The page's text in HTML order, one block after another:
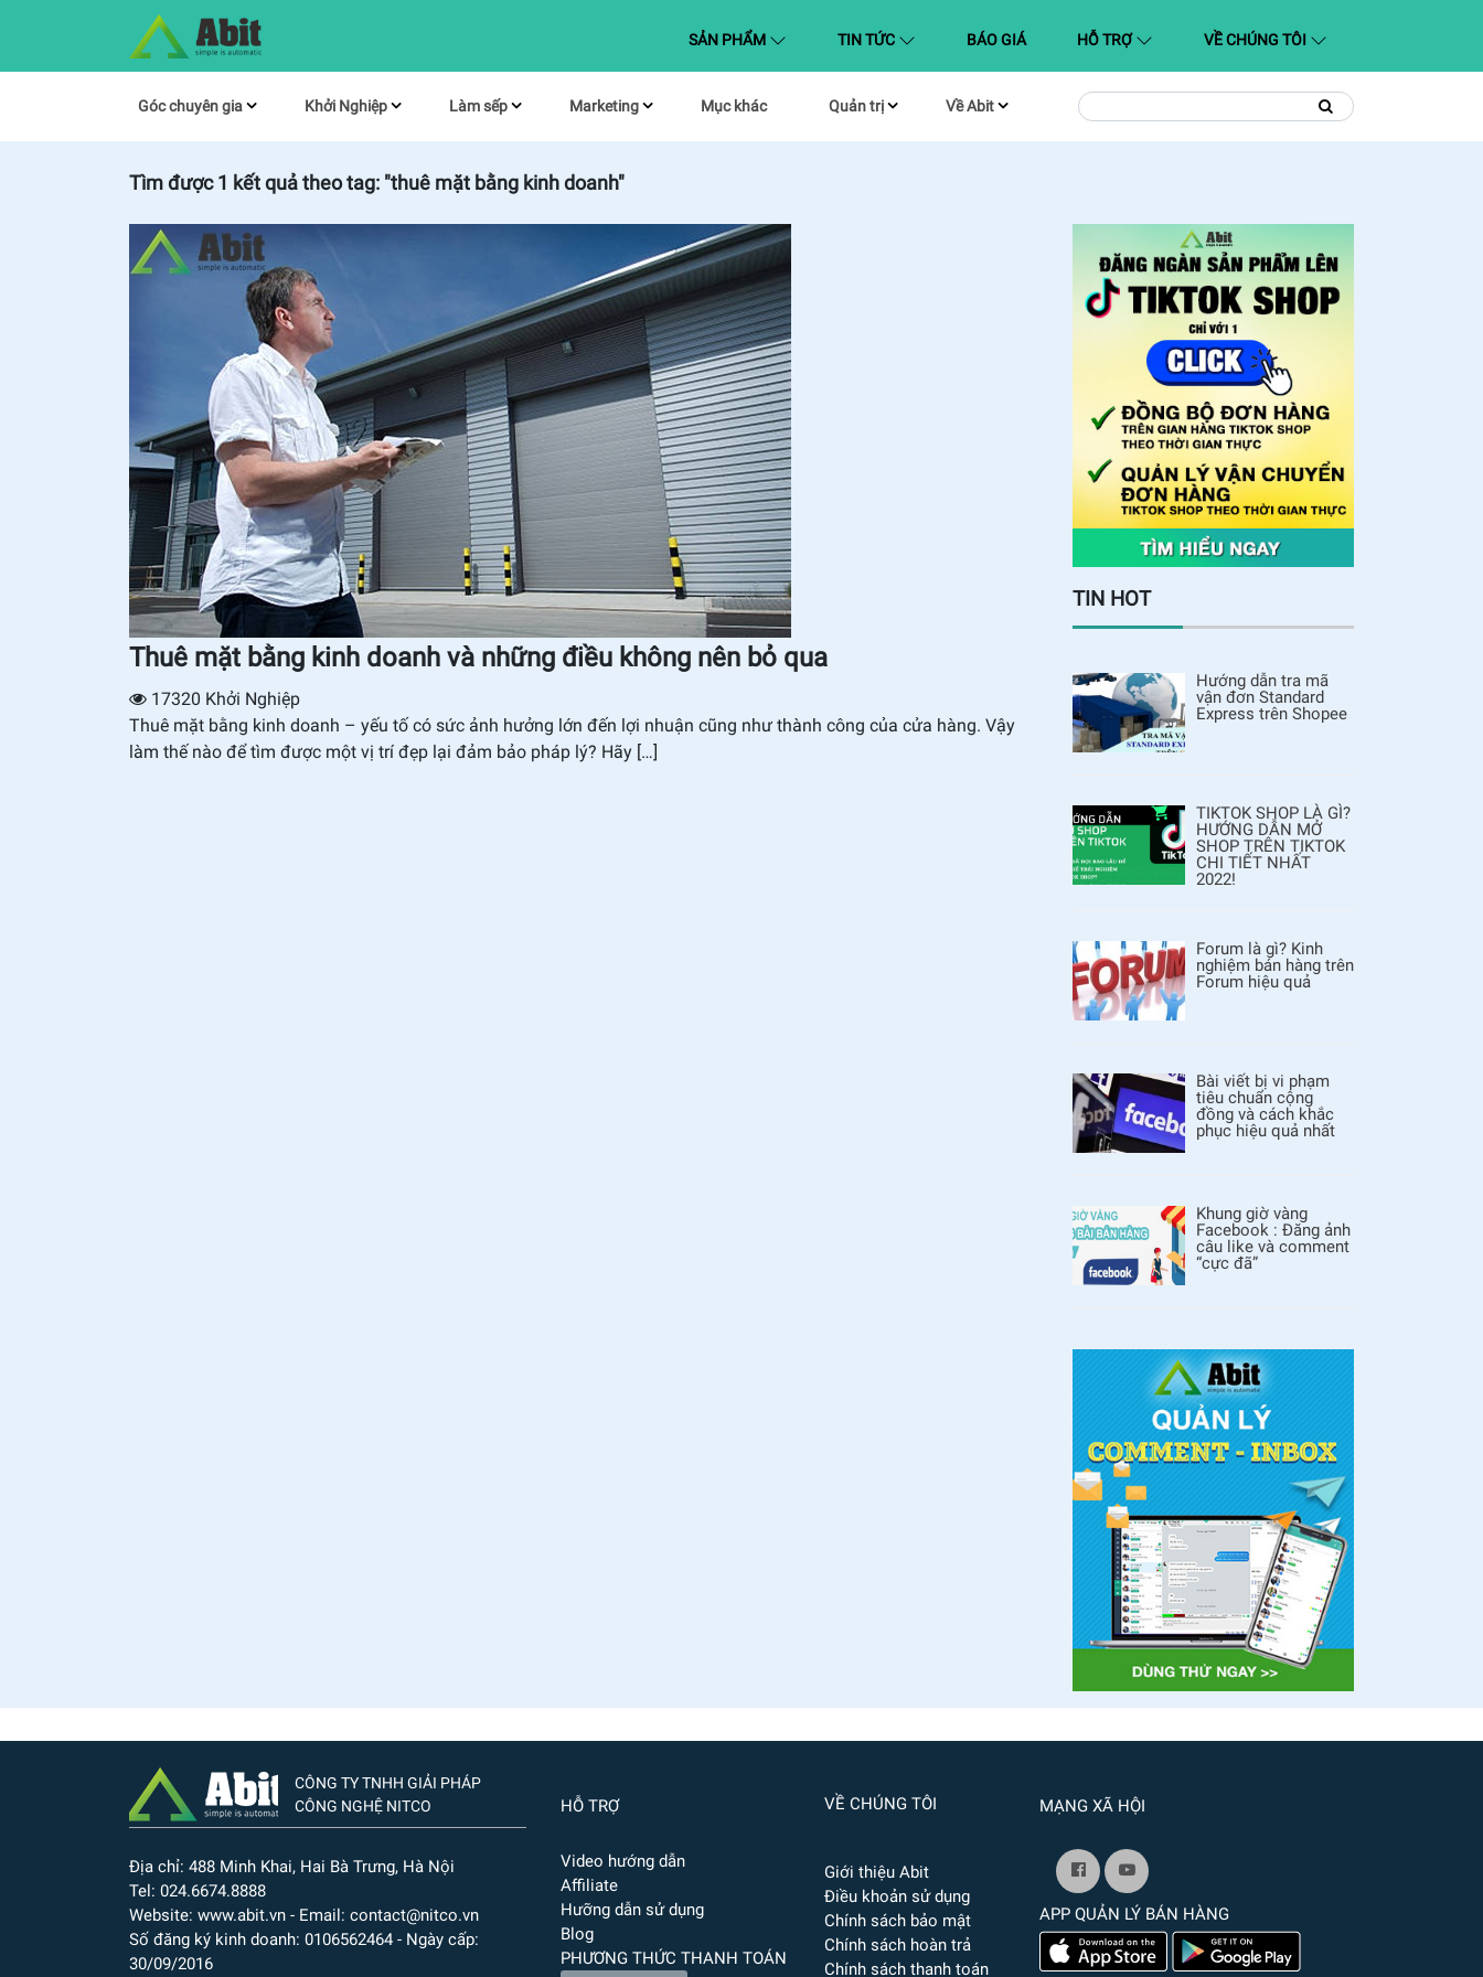
SẢN PHẨM (CURRENT)TIN TỨC BÁO GIÁ HỖ TRỢ VỀ CHÚNG TÔI
Góc chuyên gia Khởi Nghiệp Làm sếp Marketing Mục khác Quản trị Về Abit
Tìm
kiếm:
Tìm
kiếm
Tìm được1 kết quả theo tag: "thuê mặt bằng kinh doanh"
Thuê mặt bằng kinh doanh và những điều không nên bỏ qua
17320 Khởi Nghiệp
Thuê mặt bằng kinh doanh – yếu tố có sức ảnh hưởng lớn đến lợi nhuận cũng như thành công của cửa hàng. Vậy
làm thế nào để tìm được một vị trí đẹp lại đảm bảo pháp lý? Hãy […]
TIN HOT
Hướng dẫn tra mã
vận đơn Standard
Express trên Shopee
TIKTOK SHOP LÀ GÌ?
HƯỚNG DẪN MỞ
SHOP TRÊN TIKTOK
CHI TIẾT NHẤT
2022!
Forum là gì? Kinh
nghiệm bán hàng trên
Forum hiệu quả
Bài viết bị vi phạm
tiêu chuẩn cộng
đồng và cách khắc
phục hiệu quả nhất
Khung giờ vàng
Facebook : Đăng ảnh
câu like và comment
“cực đã”
CÔNG TY TNHH GIẢI PHÁP
CÔNG NGHỆ NITCO
Địa chỉ: 488 Minh Khai, Hai Bà Trưng, Hà Nội
Tel: 024.6674.8888
Website: www.abit.vn - Email: contact@nitco.vn
Số đăng ký kinh doanh: 0106562464 - Ngày cấp:
30/09/2016
HỖ TRỢ
Video hướng dẫn
Affiliate
Hưỡng dẫn sử dụng
Blog
PHƯƠNG THỨC THANH TOÁN
VỀ CHÚNG TÔI
Giới thiệu Abit
Điều khoản sử dụng
Chính sách bảo mật
Chính sách hoàn trả
Chính sách thanh toán
MẠNG XÃ HỘI
APP QUẢN LÝ BÁN HÀNG